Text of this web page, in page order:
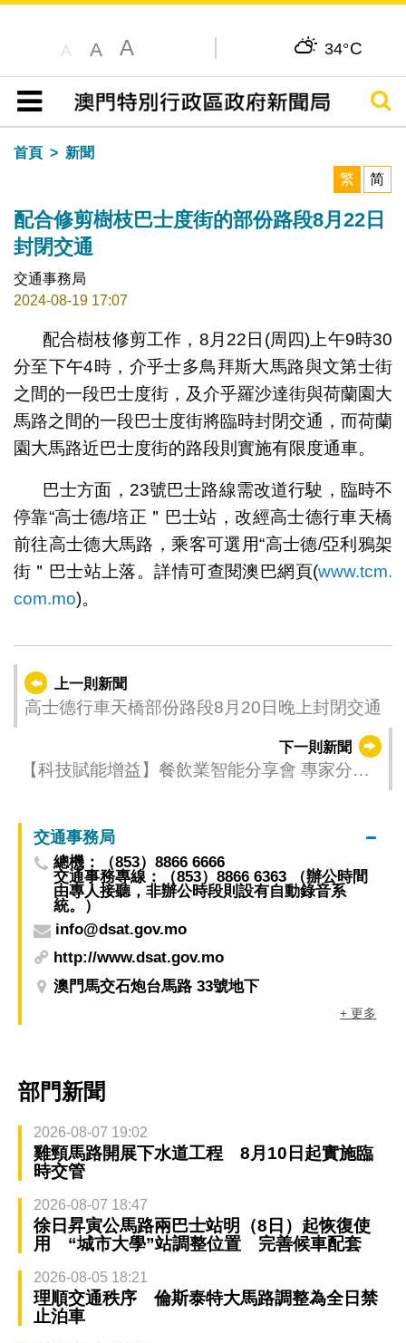
A A A 34°C
目錄
搜尋
首頁
新聞
繁
简
配合修剪樹枝巴士度街的部份路段8月22日
封閉交通
交通事務局
2024-08-19 17:07
配合樹枝修剪工作，8月22日(周四)上午9時30
分至下午4時，介乎士多鳥拜斯大馬路與文第士街
之間的一段巴士度街，及介乎羅沙達街與荷蘭園大
馬路之間的一段巴士度街將臨時封閉交通，而荷蘭
園大馬路近巴士度街的路段則實施有限度通車。
巴士方面，23號巴士路線需改道行駛，臨時不
停靠“高士德/培正＂巴士站，改經高士德行車天橋
前往高士德大馬路，乘客可選用“高士德/亞利鴉架
街＂巴士站上落。詳情可查閱澳巴網頁(www.tcm.
com.mo)。
上一則新聞
高士德行車天橋部份路段8月20日晚上封閉交通
下一則新聞
【科技賦能增益】餐飲業智能分享會 專家分享
交通事務局
總機：（853）8866 6666
交通事務專線：（853）8866 6363 （辦公時間
由專人接聽，非辦公時段則設有自動錄音系
統。）
info@dsat.gov.mo
http://www.dsat.gov.mo
澳門馬交石炮台馬路 33號地下
+ 更多
部門新聞
2026-08-07 19:02
雞頸馬路開展下水道工程 8月10日起實施臨
時交管
2026-08-07 18:47
徐日昇寅公馬路兩巴士站明（8日）起恢復使
用 “城市大學”站調整位置 完善候車配套
2026-08-05 18:21
理順交通秩序 倫斯泰特大馬路調整為全日禁
止泊車